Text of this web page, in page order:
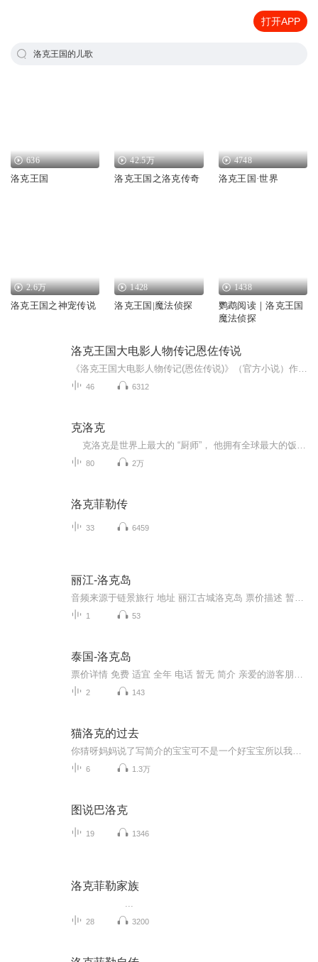
打开APP
洛克王国的儿歌
636
洛克王国
42.5万
洛克王国之洛克传奇
4748
洛克王国·世界
2.6万
洛克王国之神宠传说
1428
洛克王国|魔法侦探
1438
鹦鹉阅读｜洛克王国
魔法侦探
洛克王国大电影人物传记恩佐传说
46 6312
克洛克
80 2万
洛克菲勒传
33 6459
丽江-洛克岛
1 53
泰国-洛克岛
2 143
猫洛克的过去
6 1.3万
图说巴洛克
19 1346
洛克菲勒家族
28 3200